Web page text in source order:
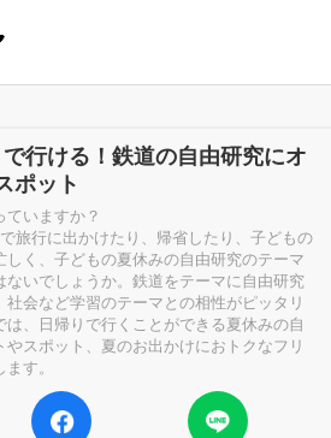
で行ける！鉄道の自由研究にオ
ポット
ていますか？
旅行に出かけたり、帰省したり、子どもの
く、子どもの夏休みの自由研究のテーマ
ないでしょうか。鉄道をテーマに自由研究
会など学習のテーマとの相性がピッタリ
、日帰りで行くことができる夏休みの自
スポット、夏のお出かけにおトクなフリ
す。